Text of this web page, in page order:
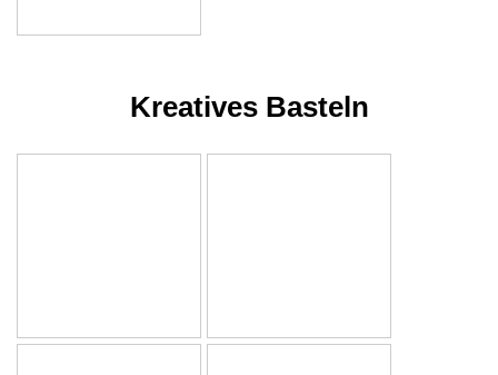
Kreatives Basteln